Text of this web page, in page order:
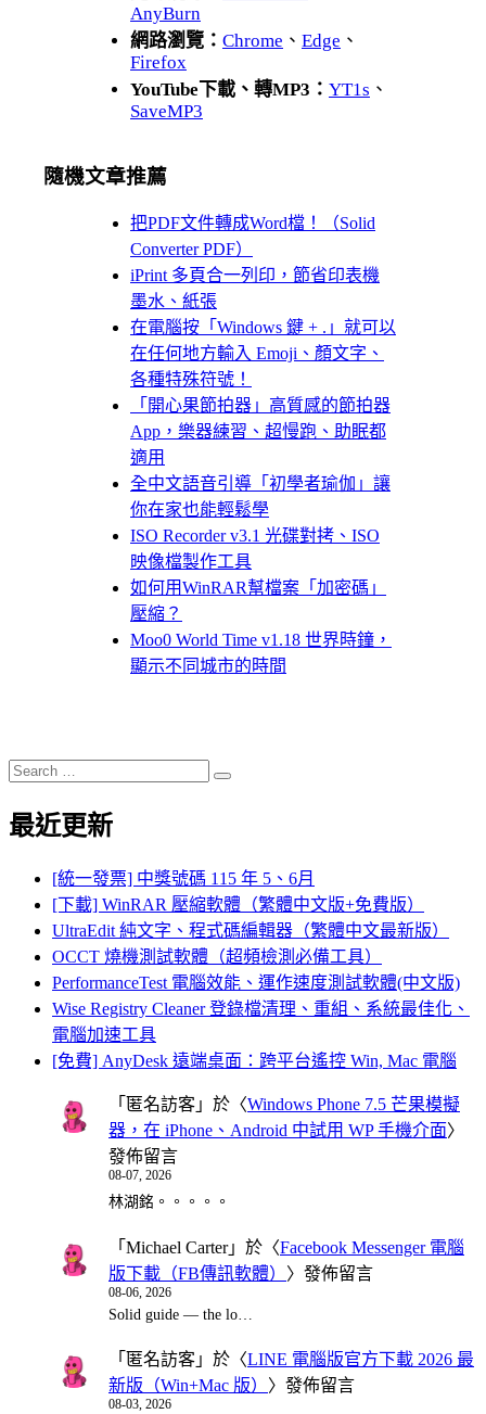
AnyBurn
網路瀏覽： Chrome 、 Edge 、
Firefox
YouTube下載、轉MP3： YT1s 、
SaveMP3
隨機文章推薦
把PDF文件轉成Word檔！（Solid
Converter PDF）
iPrint 多頁合一列印，節省印表機
墨水、紙張
在電腦按「Windows 鍵 + .」就可以
在任何地方輸入 Emoji、顏文字、
各種特殊符號！
「開心果節拍器」高質感的節拍器
App，樂器練習、超慢跑、助眠都
適用
全中文語音引導「初學者瑜伽」讓
你在家也能輕鬆學
ISO Recorder v3.1 光碟對拷、ISO
映像檔製作工具
如何用WinRAR幫檔案「加密碼」
壓縮？
Moo0 World Time v1.18 世界時鐘，
顯示不同城市的時間
Search
for:
Search
最近更新
[統一發票] 中獎號碼 115 年 5、6月
[下載] WinRAR 壓縮軟體（繁體中文版+免費版）
UltraEdit 純文字、程式碼編輯器（繁體中文最新版）
OCCT 燒機測試軟體（超頻檢測必備工具）
PerformanceTest 電腦效能、運作速度測試軟體(中文版)
Wise Registry Cleaner 登錄檔清理、重組、系統最佳化、
電腦加速工具
[免費] AnyDesk 遠端桌面：跨平台遙控 Win, Mac 電腦
「 匿名訪客 」於〈Windows Phone 7.5 芒果模擬
器，在 iPhone、Android 中試用 WP 手機介面〉
發佈留言
08-07, 2026
林湖銘。。。。。
「 Michael Carter」於〈Facebook Messenger 電腦
版下載（FB傳訊軟體） 〉發佈留言
08-06, 2026
Solid guide — the lo…
「 匿名訪客 」於〈LINE 電腦版官方下載 2026 最
新版（Win+Mac 版） 〉發佈留言
08-03, 2026